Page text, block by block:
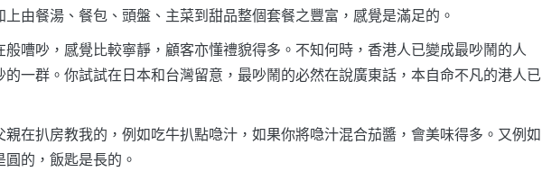
由餐湯、餐包、頭盤、主菜到甜品整個套餐之豐富，感覺是滿足的。
般嘈吵，感覺比較寧靜，顧客亦懂禮貌得多。不知何時，香港人已變成最吵鬧的人
一群。你試試在日本和台灣留意，最吵鬧的必然在說廣東話，本自命不凡的港人已
在扒房教我的，例如吃牛扒點喼汁，如果你將喼汁混合茄醬，會美味得多。又例如
的，飯匙是長的。